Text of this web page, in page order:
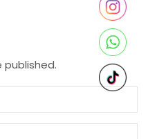
published.